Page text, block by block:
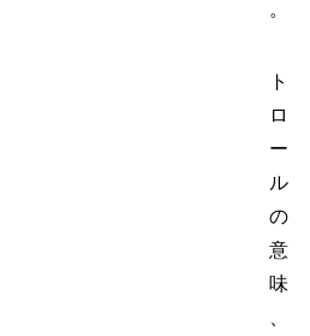
。
ト
ロ
ー
ル
の
意
味